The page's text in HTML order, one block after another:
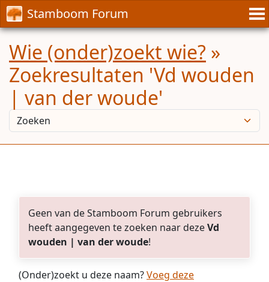
Stamboom Forum
Wie (onder)zoekt wie? »
Zoekresultaten 'Vd wouden
| van der woude'
Geen van de Stamboom Forum gebruikers
heeft aangegeven te zoeken naar dezeVd
wouden | van der woude!
(Onder)zoekt u deze naam?Voeg deze